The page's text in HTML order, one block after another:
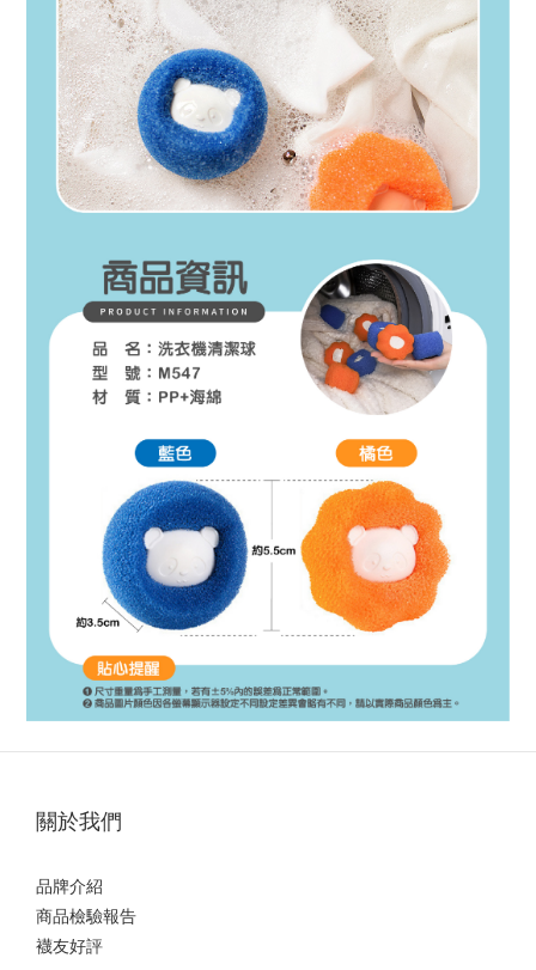
關於我們
品牌介紹
商品檢驗報告
襪友好評